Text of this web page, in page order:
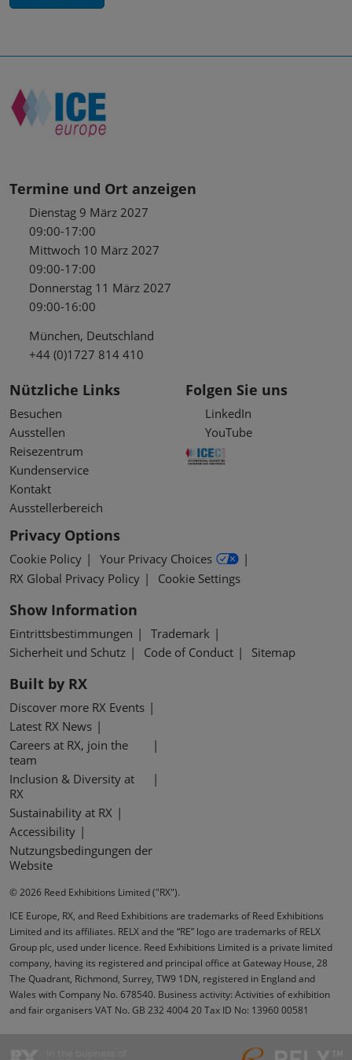
Termine und Ort anzeigen
Dienstag 9 März 2027
09:00-17:00
Mittwoch 10 März 2027
09:00-17:00
Donnerstag 11 März 2027
09:00-16:00
München, Deutschland
+44 (0)1727 814 410
Nützliche Links
Besuchen
Ausstellen
Reisezentrum
Kundenservice
Kontakt
Ausstellerbereich
Folgen Sie uns
LinkedIn
YouTube
Privacy Options
Cookie Policy
Your Privacy Choices
RX Global Privacy Policy
Cookie Settings
Show Information
Eintrittsbestimmungen
Trademark
Sicherheit und Schutz
Code of Conduct Sitemap
Built by RX
Discover more RX Events
Latest RX News
Careers at RX, join the
team
Inclusion & Diversity at
RX
Sustainability at RX
Accessibility
Nutzungsbedingungen der
Website
© 2026 Reed Exhibitions Limited ("RX").
ICE Europe, RX, and Reed Exhibitions are trademarks of Reed Exhibitions
Limited and its affiliates. RELX and the “RE” logo are trademarks of RELX
Group plc, used under licence. Reed Exhibitions Limited is a private limited
company, having its registered and principal office at Gateway House, 28
The Quadrant, Richmond, Surrey, TW9 1DN, registered in England and
Wales with Company No. 678540. Business activity: Activities of exhibition
and fair organisers VAT No. GB 232 4004 20 Tax ID No: 13960 00581